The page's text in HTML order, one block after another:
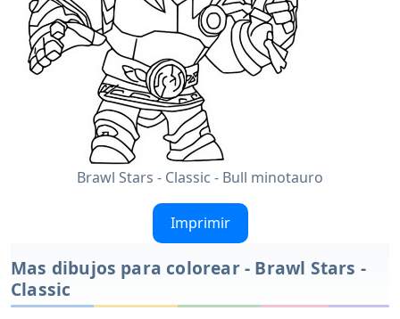
Brawl Stars - Classic - Bull minotauro
Imprimir
Mas dibujos para colorear - Brawl Stars -
Classic